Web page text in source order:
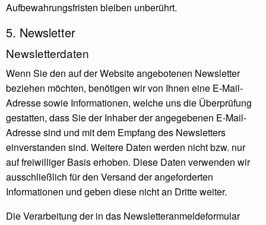
Aufbewahrungsfristen bleiben unberührt.
5. Newsletter
Newsletter­daten
Wenn Sie den auf der Website angebotenen Newsletter
beziehen möchten, benötigen wir von Ihnen eine E-Mail-
Adresse sowie Informationen, welche uns die Überprüfung
gestatten, dass Sie der Inhaber der angegebenen E-Mail-
Adresse sind und mit dem Empfang des Newsletters
einverstanden sind. Weitere Daten werden nicht bzw. nur
auf freiwilliger Basis erhoben. Diese Daten verwenden wir
ausschließlich für den Versand der angeforderten
Informationen und geben diese nicht an Dritte weiter.
Die Verarbeitung der in das Newsletteranmeldeformular